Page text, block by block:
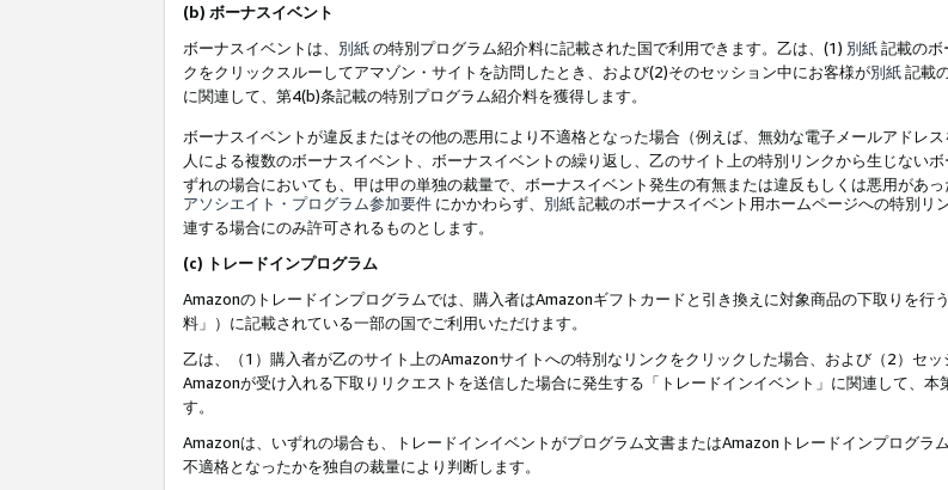
(b) ボーナスイベント
ボーナスイベントは、 別紙の特別プログラム紹介料に記載された国で利用できます。乙は、(1) 別紙記載のボ
クをクリックスルーしてアマゾン・サイトを訪問したとき、および(2)そのセッション中にお客様が別紙記載
に関連して、第4(b)条記載の特別プログラム紹介料を獲得します。
ボーナスイベントが違反またはその他の悪用により不適格となった場合（例えば、無効な電子メールアドレ
人による複数のボーナスイベント、ボーナスイベントの繰り返し、乙のサイト上の特別リンクから生じない
ずれの場合においても、甲は甲の単独の裁量で、ボーナスイベント発生の有無または違反もしくは悪用があっ
アソシエイト・プログラム参加要件 にかかわらず、 別紙記載のボーナスイベント用ホームページへの特別リ
連する場合にのみ許可されるものとします。
(c) トレードインプログラム
Amazonのトレードインプログラムでは、購入者はAmazonギフトカードと引き換えに対象商品の下取りを
料」）に記載されている一部の国でご利用いただけます。
乙は、（1）購入者が乙のサイト上のAmazonサイトへの特別なリンクをクリックした場合、および（2）セ
Amazonが受け入れる下取りリクエストを送信した場合に発生する「トレードインイベント」に関連して、
す。
Amazonは、いずれの場合も、トレードインイベントがプログラム文書またはAmazonトレードインプログ
不適格となったかを独自の裁量により判断します。